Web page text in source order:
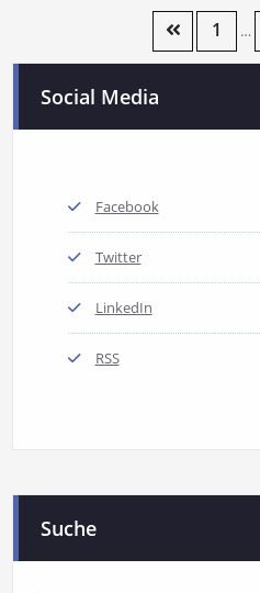
1 …
Social Media
Facebook
Twitter
LinkedIn
RSS
Suche